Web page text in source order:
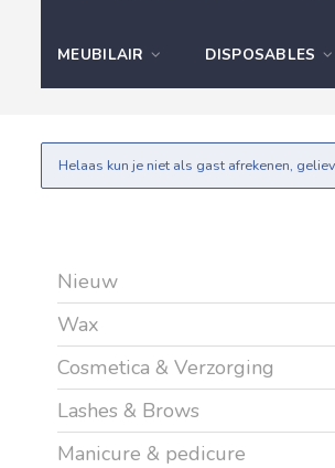
MEUBILAIR DISPOSABLES
Helaas kun je niet als gast afrekenen,
Nieuw
Wax
Cosmetica & Verzorging
Lashes & Brows
Manicure & pedicure